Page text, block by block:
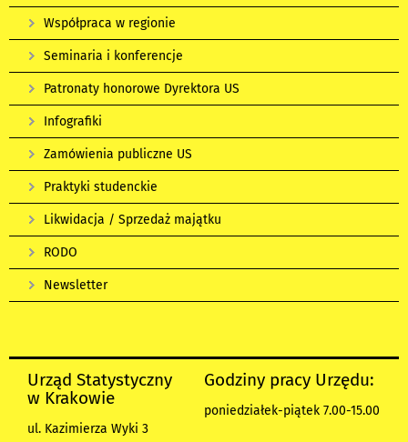
Współpraca w regionie
Seminaria i konferencje
Patronaty honorowe Dyrektora US
Infografiki
Zamówienia publiczne US
Praktyki studenckie
Likwidacja / Sprzedaż majątku
RODO
Newsletter
Urząd Statystyczny
w Krakowie
ul. Kazimierza Wyki 3
Godziny pracy Urzędu:
poniedziałek-piątek 7.00-15.00